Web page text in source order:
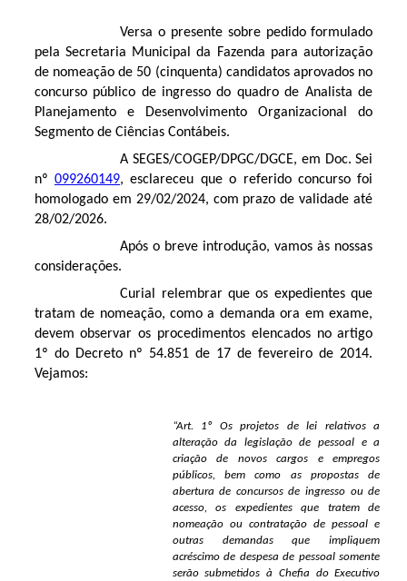
Versa o presente sobre pedido formulado
pela Secretaria Municipal da Fazenda para autorização
de nomeaçãode 50 (cinquenta) candidatos aprovados no
concurso público de ingresso do quadro de Analista de
Planejamento e Desenvolvimento Organizacional do
Segmento de Ciências Contábeis.
A SEGES/COGEP/DPGC/DGCE, em Doc. Sei
nº 099260149, esclareceu queo referido concurso foi
homologado em 29/02/2024, com prazo de validade até
28/02/2026.
Após o breve introdução, vamos às nossas
considerações.
Curial relembrar que os expedientes que
tratam de nomeação, como a demanda ora em exame,
devem observar os procedimentos elencados no artigo
1º do Decreto nº 54.851 de 17 de fevereiro de 2014.
Vejamos:
“Art. 1º Os projetos de lei relativos a
alteração da legislação de pessoal e a
criação de novos cargos e empregos
públicos, bem como as propostas de
abertura de concursos de ingresso ou de
acesso, os expedientes que tratem de
nomeação ou contratação de pessoal e
outras demandas que impliquem
acréscimo de despesa de pessoal somente
serão submetidos à Chefia do Executivo